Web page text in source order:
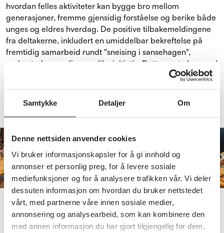
Samtykke Detaljer Om
Denne nettsiden anvender cookies
Vi bruker informasjonskapsler for å gi innhold og
annonser et personlig preg, for å levere sosiale
mediefunksjoner og for å analysere trafikken vår. Vi deler
dessuten informasjon om hvordan du bruker nettstedet
vårt, med partnerne våre innen sosiale medier,
annonsering og analysearbeid, som kan kombinere den
med annen informasjon du har gjort tilgjengelig for dem,
hvordan felles aktiviteter kan bygge bro mellom
generasjoner, fremme gjensidig forståelse og berike både
unges og eldres hverdag. De positive tilbakemeldingene
fra deltakerne, inkludert en umiddelbar bekreftelse på
fremtidig samarbeid rundt "sneising i sansehagen",
understreker verdien av slike initiativ. Dette er et eksempel
til etterfølgelse for hvordan lokallag kan skape
lokalsamfunnet.